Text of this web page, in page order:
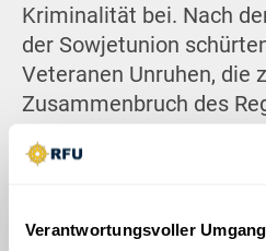
Verantwortungsvoller
Kriminalität bei. Nach
der Sowjetunion
Veteranen Unruhen, die
Zusammenbruch des
Parallelen sind düster:
russische Soldaten
Ressentiments und